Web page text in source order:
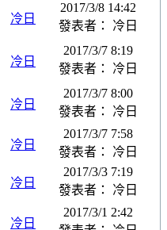
冷日
2017/3/8 14:42
發表者： 冷日
冷日
2017/3/7 8:19
發表者： 冷日
冷日
2017/3/7 8:00
發表者： 冷日
冷日
2017/3/7 7:58
發表者： 冷日
冷日
2017/3/3 7:19
發表者： 冷日
冷日
2017/3/1 2:42